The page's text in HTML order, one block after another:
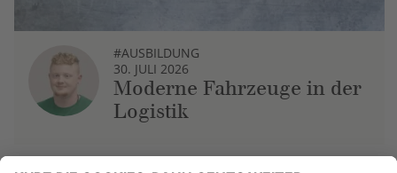
#AUSBILDUNG
30. JULI 2026
Moderne Fahrzeuge in der
Logistik